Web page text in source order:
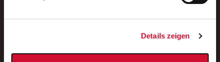
Details zeigen